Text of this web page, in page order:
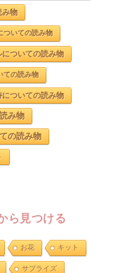
み物
ついての読み物
ついての読み物
ての読み物
ついての読み物
み物
の読み物
ら見つける
お花 キット
サプライズ